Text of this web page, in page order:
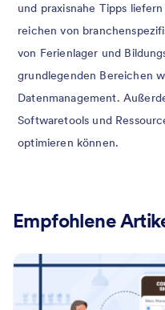
und praxisnahe Tipps
reichen von
von Ferienlager und
grundlegenden Bereichen
Datenmanagement.
Softwaretools und
optimieren können.
Empfohlene